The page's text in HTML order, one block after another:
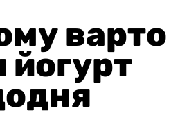
варто
йогурт